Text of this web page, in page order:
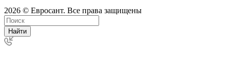
2026 © Евросант. Все права защищены
Найти